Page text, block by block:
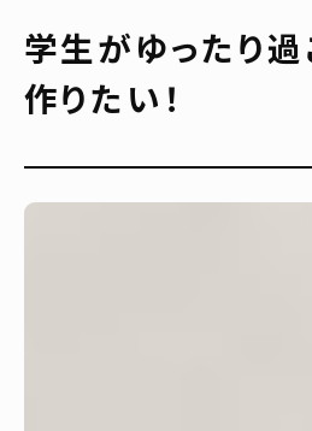
学生がゆったり
作りたい！